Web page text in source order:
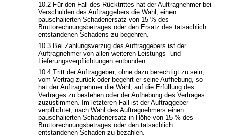
10.2 Für den Fall des Rücktrittes hat der Auftragnehmer bei
Verschulden des Auftraggebers die Wahl, einen
pauschalierten Schadenersatz von 15 % des
Bruttorechnungsbetrages oder den Ersatz des tatsächlich
entstandenen Schadens zu begehren.
10.3 Bei Zahlungsverzug des Auftraggebers ist der
Auftragnehmer von allen weiteren Leistungs- und
Lieferungsverpflichtungen entbunden.
10.4 Tritt der Auftraggeber, ohne dazu berechtigt zu sein,
vom Vertrag zurück oder begehrt er seine Aufhebung, so
hat der Auftragnehmer die Wahl, auf die Erfüllung des
Vertrages zu bestehen oder der Aufhebung des Vertrages
zuzustimmen. Im letzteren Fall ist der Auftraggeber
verpflichtet, nach Wahl des Auftragnehmers einen
pauschalierten Schadenersatz in Höhe von 15 % des
Bruttorechnungsbetrages oder den tatsächlich
entstandenen Schaden zu bezahlen.